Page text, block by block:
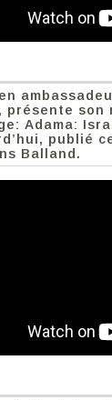
présente son
Adama:
publié
Balland.